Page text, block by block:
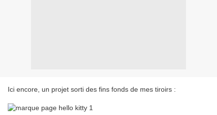
Ici encore, un projet sorti des fins fonds de mes tiroirs :